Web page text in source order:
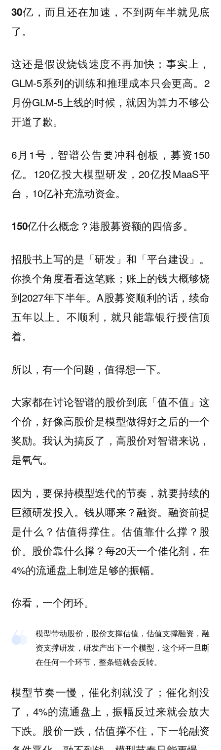
30亿，而且还在加速，不到两年半就见底
了。
这还是假设烧钱速度不再加快；事实上，
GLM-5系列的训练和推理成本只会更高。2
月份GLM-5上线的时候，就因为算力不够公
开道了歉。
6月1号，智谱公告要冲科创板，募资150
亿。120亿投大模型研发，20亿投MaaS平
台，10亿补充流动资金。
150亿什么概念？港股募资额的四倍多。
招股书上写的是「研发」和「平台建设」。
你换个角度看看这笔账；账上的钱大概够烧
到2027年下半年。A股募资顺利的话，续命
五年以上。不顺利，就只能靠银行授信顶
着。
所以，有一个问题，值得想一下。
大家都在讨论智谱的股价到底「值不值」这
个价，好像高股价是模型做得好之后的一个
奖励。我认为搞反了，高股价对智谱来说，
是氧气。
因为，要保持模型迭代的节奏，就要持续的
巨额研发投入。钱从哪来？融资。融资前提
是什么？估值得撑住。估值靠什么撑？股
价。股价靠什么撑？每20天一个催化剂，在
4%的流通盘上制造足够的振幅。
你看，一个闭环。
模型带动股价，股价支撑估值，估值支撑融资，融
资支撑研发，研发产出下一个模型，这个环一旦断
在任何一个环节，整条链就会反转。
模型节奏一慢，催化剂就没了；催化剂没
了，4%的流通盘上，振幅反过来就会放大
下跌。股价一跌，估值撑不住，下一轮融资